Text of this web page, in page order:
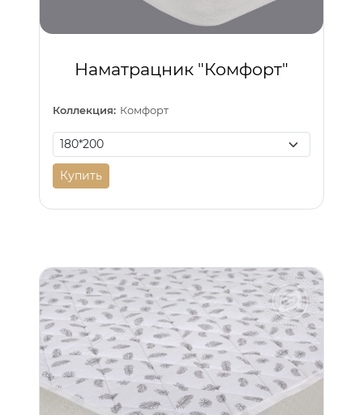
Наматрацник "Комфорт"
Коллекция: Комфорт
Купить